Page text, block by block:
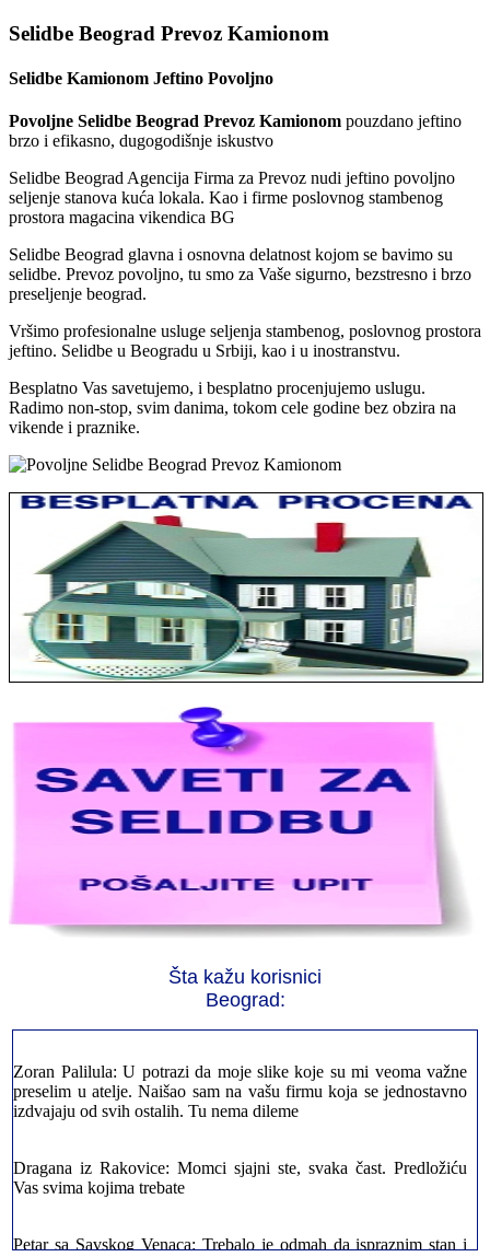
Selidbe Beograd Prevoz Kamionom
Selidbe Kamionom Jeftino Povoljno
Povoljne Selidbe Beograd Prevoz Kamionom pouzdano jeftino
brzo i efikasno, dugogodišnje iskustvo
Selidbe Beograd Agencija Firma za Prevoz nudi jeftino povoljno
seljenje stanova kuća lokala. Kao i firme poslovnog stambenog
prostora magacina vikendica BG
Selidbe Beograd glavna i osnovna delatnost kojom se bavimo su
selidbe. Prevoz povoljno, tu smo za Vaše sigurno, bezstresno i brzo
preseljenje beograd.
Vršimo profesionalne usluge seljenja stambenog, poslovnog prostora
jeftino. Selidbe u Beogradu u Srbiji, kao i u inostranstvu.
Besplatno Vas savetujemo, i besplatno procenjujemo uslugu.
Radimo non-stop, svim danima, tokom cele godine bez obzira na
vikende i praznike.
Šta kažu korisnici
Beograd:
Jelena sa Čukarice: Mogu da pohvalim sve radnike u firmi jer su
sam preselila sve stvari u moj novi stan. Hvala Vam puno
izdvajaju od svih ostalih. Tu nema dileme
šta bi radio sada da ne postojite, Hvala Vam